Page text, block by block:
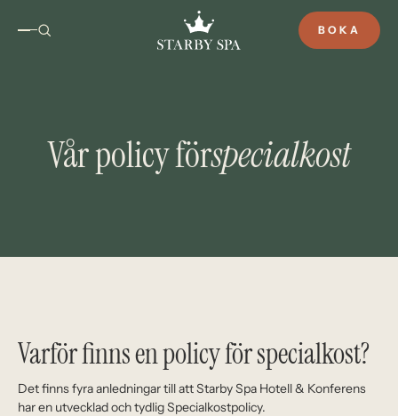
BOKA
Vår policy förspecialkost
Varför finns en policy för specialkost?
Det finns fyra anledningar till att Starby Spa Hotell & Konferens
har en utvecklad och tydlig Specialkostpolicy.